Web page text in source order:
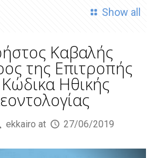
Show all
Καβαλής
της Επιτροπής
Ηθικής
ekkairo at 27/06/2019